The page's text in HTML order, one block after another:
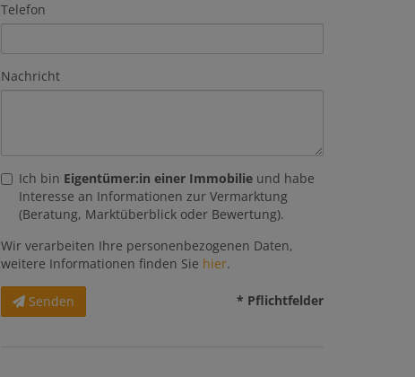
Telefon
Nachricht
Ich bin Eigentümer:in einer Immobilie und habe
Interesse an Informationen zur Vermarktung
(Beratung, Marktüberblick oder Bewertung).
Wir verarbeiten Ihre personenbezogenen Daten,
weitere Informationen finden Sie hier.
Senden * Pflichtfelder